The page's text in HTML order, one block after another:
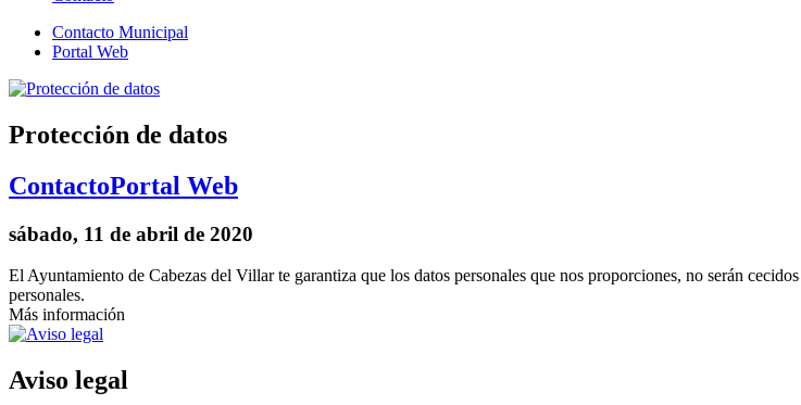
Contacto Municipal
Portal Web
Protección de datos
ContactoPortal Web
sábado, 11 de abril de 2020
El Ayuntamiento de Cabezas del Villar te garantiza que los datos personales que nos proporciones, no serán
personales.
Más información
Aviso legal